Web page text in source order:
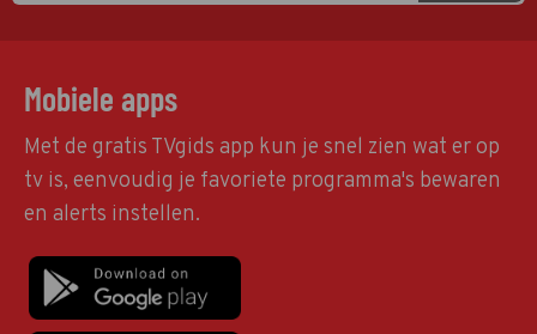
Mobiele apps
Met de gratis TVgids app kun je snel zien wat er op
tv is, eenvoudig je favoriete programma's bewaren
en alerts instellen.